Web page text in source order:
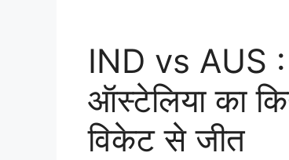
IND vs AUS :
ऑस्टेलिया का
विकेट से जीत